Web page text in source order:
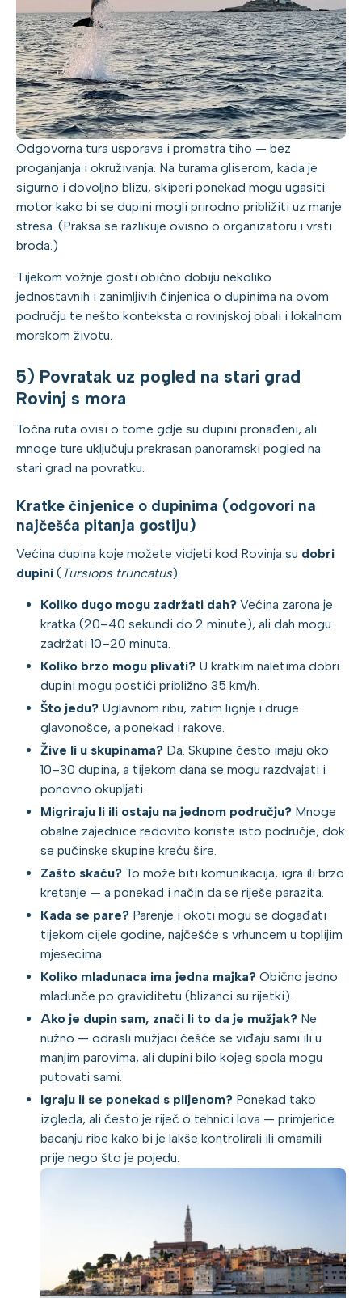
Odgovorna tura usporava i promatra tiho — bez
proganjanja i okruživanja. Na turama gliserom, kada je
sigurno i dovoljno blizu, skiperi ponekad mogu ugasiti
motor kako bi se dupini mogli prirodno približiti uz manje
stresa. (Praksa se razlikuje ovisno o organizatoru i vrsti
broda.)
Tijekom vožnje gosti obično dobiju nekoliko
jednostavnih i zanimljivih činjenica o dupinima na ovom
području te nešto konteksta o rovinjskoj obali i lokalnom
morskom životu.
5) Povratak uz pogled na stari grad
Rovinj s mora
Točna ruta ovisi o tome gdje su dupini pronađeni, ali
mnoge ture uključuju prekrasan panoramski pogled na
stari grad na povratku.
Kratke činjenice o dupinima (odgovori na
najčešća pitanja gostiju)
Većina dupina koje možete vidjeti kod Rovinja su dobri
dupini ( Tursiops truncatus).
Koliko dugo mogu zadržati dah? Većina zarona je
kratka (20–40 sekundi do 2 minute), ali dah mogu
zadržati 10–20 minuta.
Koliko brzo mogu plivati? U kratkim naletima dobri
dupini mogu postići približno 35 km/h.
Što jedu? Uglavnom ribu, zatim lignje i druge
glavonošce, a ponekad i rakove.
Žive li u skupinama? Da. Skupine često imaju oko
10–30 dupina, a tijekom dana se mogu razdvajati i
ponovno okupljati.
Migriraju li ili ostaju na jednom području? Mnoge
obalne zajednice redovito koriste isto područje, dok
se pučinske skupine kreću šire.
Zašto skaču? To može biti komunikacija, igra ili brzo
kretanje — a ponekad i način da se riješe parazita.
Kada se pare? Parenje i okoti mogu se događati
tijekom cijele godine, najčešće s vrhuncem u toplijim
mjesecima.
Koliko mladunaca ima jedna majka? Obično jedno
mladunče po graviditetu (blizanci su rijetki).
Ako je dupin sam, znači li to da je mužjak? Ne
nužno — odrasli mužjaci češće se viđaju sami ili u
manjim parovima, ali dupini bilo kojeg spola mogu
putovati sami.
Igraju li se ponekad s plijenom? Ponekad tako
izgleda, ali često je riječ o tehnici lova — primjerice
bacanju ribe kako bi je lakše kontrolirali ili omamili
prije nego što je pojedu.